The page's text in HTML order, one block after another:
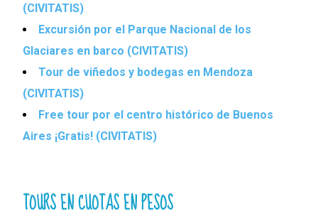
(CIVITATIS)
Excursión por el Parque Nacional de los
Glaciares en barco (CIVITATIS)
Tour de viñedos y bodegas en Mendoza
(CIVITATIS)
Free tour por el centro histórico de Buenos
Aires ¡Gratis! (CIVITATIS)
TOURS EN CUOTAS EN PESOS